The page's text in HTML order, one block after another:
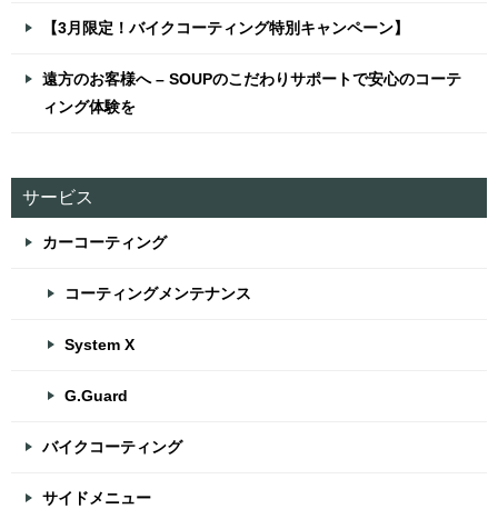
【3月限定！バイクコーティング特別キャンペーン】
遠方のお客様へ – SOUPのこだわりサポートで安心のコーテ
ィング体験を
サービス
カーコーティング
コーティングメンテナンス
System X
G.Guard
バイクコーティング
サイドメニュー